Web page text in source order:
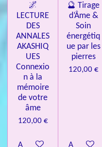
🌌
LECTURE
DES
ANNALES
AKASHIQ
UES
Connexio
n à la
mémoire
de votre
âme
120,00 €
Ajouter au panier
🔮 Tirage
d’Âme &
Soin
énergétiq
ue par les
pierres
120,00 €
Ajouter